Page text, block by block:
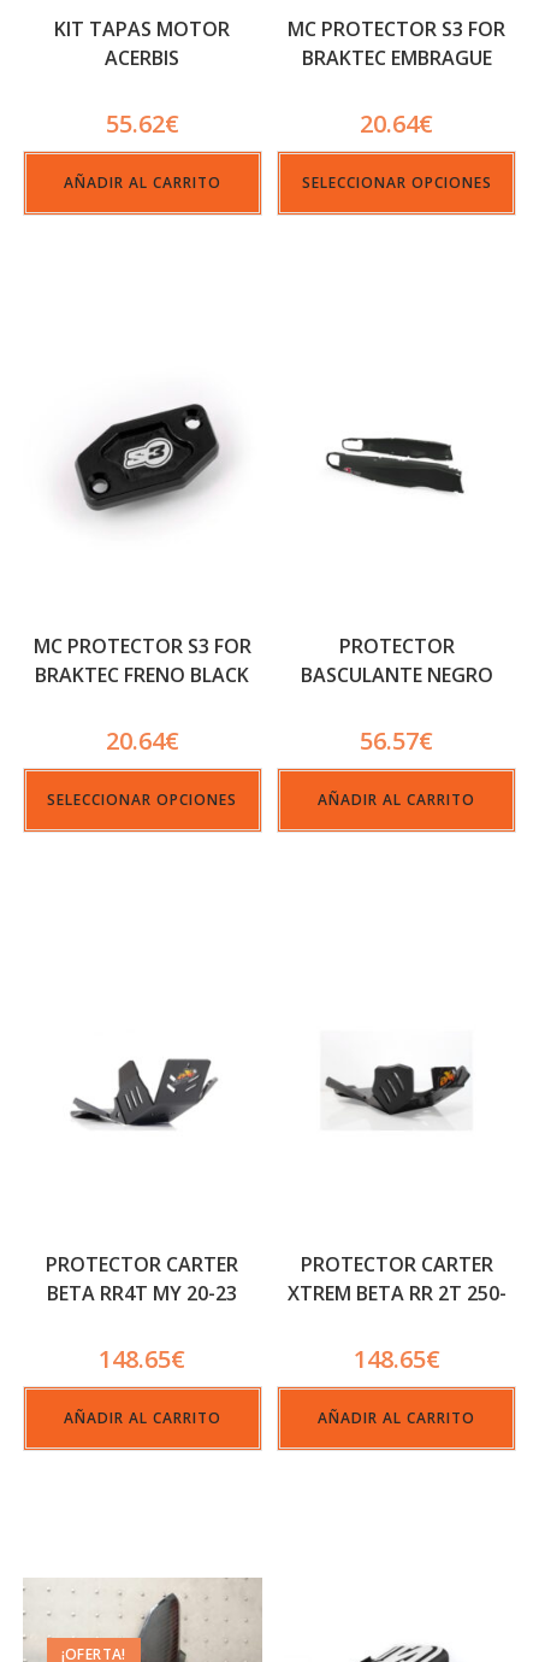
KIT TAPAS MOTOR
ACERBIS
55.62€
AÑADIR AL CARRITO
MC PROTECTOR S3 FOR
BRAKTEC EMBRAGUE
20.64€
SELECCIONAR OPCIONES
MC PROTECTOR S3 FOR
BRAKTEC FRENO BLACK
20.64€
SELECCIONAR OPCIONES
PROTECTOR
BASCULANTE NEGRO
56.57€
AÑADIR AL CARRITO
PROTECTOR CARTER
BETA RR4T MY 20-23
148.65€
AÑADIR AL CARRITO
PROTECTOR CARTER
XTREM BETA RR 2T 250-
148.65€
AÑADIR AL CARRITO
¡OFERTA!